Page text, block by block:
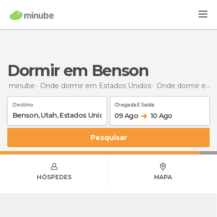
Dormir em Benson
minube Onde dormir em Estados Unidos Onde dormir em Utah
Destino Chegada E Saída
09 Ago 10 Ago
Pesquisar
HÓSPEDES MAPA